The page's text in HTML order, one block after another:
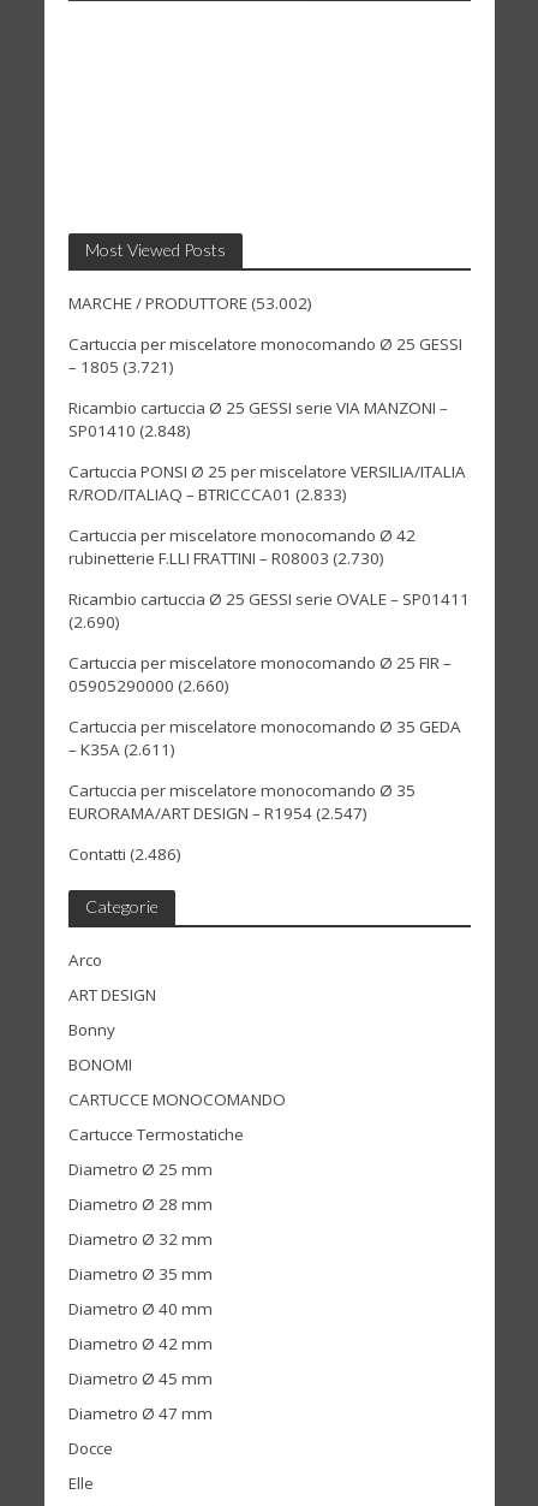
Most Viewed Posts
MARCHE / PRODUTTORE(53.002)
Cartuccia per miscelatore monocomando Ø 25 GESSI
– 1805 (3.721)
Ricambio cartuccia Ø 25 GESSI serie VIA MANZONI –
SP01410 (2.848)
Cartuccia PONSI Ø 25 per miscelatore VERSILIA/ITALIA
R/ROD/ITALIAQ – BTRICCCA01 (2.833)
Cartuccia per miscelatore monocomando Ø 42
rubinetterie F.LLI FRATTINI – R08003 (2.730)
Ricambio cartuccia Ø 25 GESSI serie OVALE – SP01411
(2.690)
Cartuccia per miscelatore monocomando Ø 25 FIR –
05905290000 (2.660)
Cartuccia per miscelatore monocomando Ø 35 GEDA
– K35A(2.611)
Cartuccia per miscelatore monocomando Ø 35
EURORAMA/ART DESIGN – R1954(2.547)
Contatti (2.486)
Categorie
Arco
ART DESIGN
Bonny
BONOMI
CARTUCCE MONOCOMANDO
Cartucce Termostatiche
Diametro Ø 25 mm
Diametro Ø 28 mm
Diametro Ø 32 mm
Diametro Ø 35 mm
Diametro Ø 40 mm
Diametro Ø 42 mm
Diametro Ø 45 mm
Diametro Ø 47 mm
Docce
Elle